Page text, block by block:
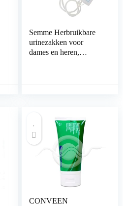
Semme Herbruikbare
urinezakken voor
dames en heren,
CONVEEN